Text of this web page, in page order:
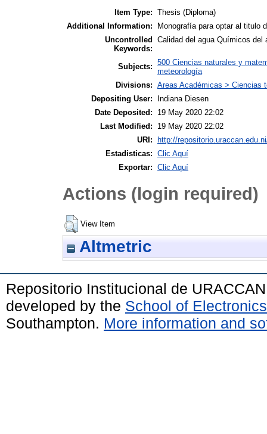
Item Type: Thesis (Diploma)
Additional Information:
Monografía para optar al titulo
Uncontrolled
Keywords:
Calidad del agua Químicos del
Subjects: 500 Ciencias naturales y
meteorología
Divisions: Areas Académicas > Ciencias
Depositing User:
Indiana Diesen
Date Deposited:
19 May 2020 22:02
Last Modified:
19 May 2020 22:02
URI:
http://
Estadisticas: Clic Aquí
Exportar: Clic Aquí
Actions (login required)
View Item
Altmetric
Repositorio Institucional de
developed by the School of
Southampton. More information and